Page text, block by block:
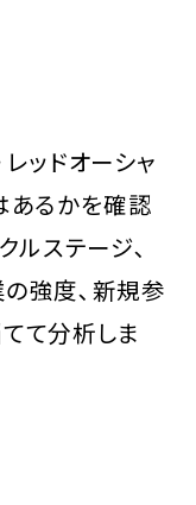
ッドオーシャ
あるかを確認
ルステージ､
強度､新規参
て分析しま